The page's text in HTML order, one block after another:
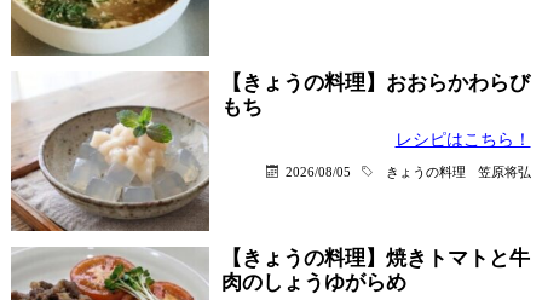
【きょうの料理】おおらかわらび
もち
レシピはこちら！
2026/08/05 きょうの料理 笠原将弘
【きょうの料理】焼きトマトと牛
肉のしょうゆがらめ